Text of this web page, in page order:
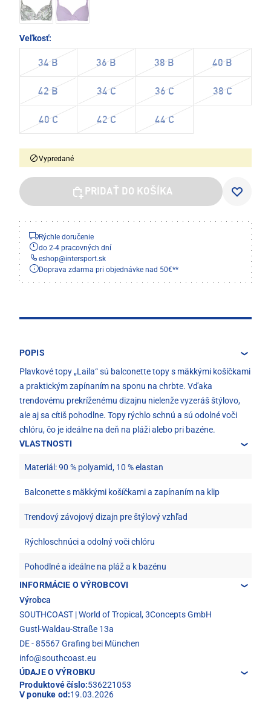
Veľkosť:
34 B 36 B 38 B 40 B
42 B 34 C 36 C 38 C
40 C 42 C 44 C
Vypredané
PRIDAŤ DO KOŠÍKA
Rýchle doručenie
do 2-4 pracovných dní
eshop@intersport.sk
Doprava zdarma pri objednávke nad 50€**
POPIS
Plavkové topy „Laila“ sú balconette topy s mäkkými košíčkami
a praktickým zapínaním na sponu na chrbte. Vďaka
trendovému prekríženému dizajnu nielenže vyzeráš štýlovo,
ale aj sa cítiš pohodlne. Topy rýchlo schnú a sú odolné voči
chlóru, čo je ideálne na deň na pláži alebo pri bazéne.
VLASTNOSTI
Materiál: 90 % polyamid, 10 % elastan
Balconette s mäkkými košíčkami a zapínaním na klip
Trendový závojový dizajn pre štýlový vzhľad
Rýchloschnúci a odolný voči chlóru
Pohodlné a ideálne na pláž a k bazénu
INFORMÁCIE O VÝROBCOVI
Výrobca
SOUTHCOAST | World of Tropical, 3Concepts GmbH
Gustl-Waldau-Straße 13a
DE - 85567 Grafing bei München
info@southcoast.eu
ÚDAJE O VÝROBKU
Produktové číslo:536221053
V ponuke od:19.03.2026